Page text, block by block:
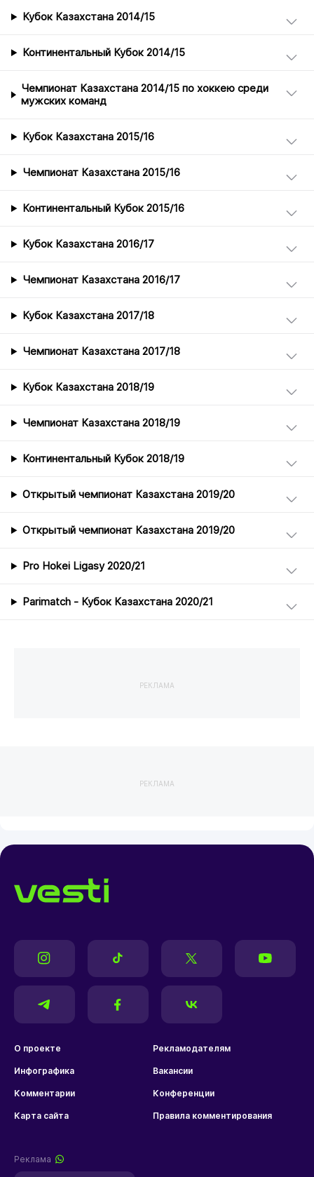
Кубок Казахстана 2014/15
Континентальный Кубок 2014/15
Чемпионат Казахстана 2014/15 по хоккею среди
мужских команд
Кубок Казахстана 2015/16
Чемпионат Казахстана 2015/16
Континентальный Кубок 2015/16
Кубок Казахстана 2016/17
Чемпионат Казахстана 2016/17
Кубок Казахстана 2017/18
Чемпионат Казахстана 2017/18
Кубок Казахстана 2018/19
Чемпионат Казахстана 2018/19
Континентальный Кубок 2018/19
Открытый чемпионат Казахстана 2019/20
Открытый чемпионат Казахстана 2019/20
Pro Hokei Ligasy 2020/21
Parimatch - Кубок Казахстана 2020/21
РЕКЛАМА
РЕКЛАМА
О проекте Рекламодателям
Инфографика Вакансии
Комментарии Конференции
Карта сайта Правила комментирования
Реклама